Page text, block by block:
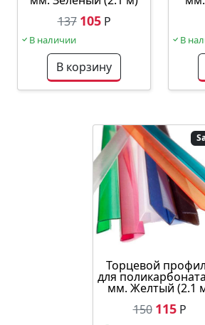
137 105Р
В наличии
В корзину
В
Торцевой
для
мм. Желтый (2.1
150 115Р